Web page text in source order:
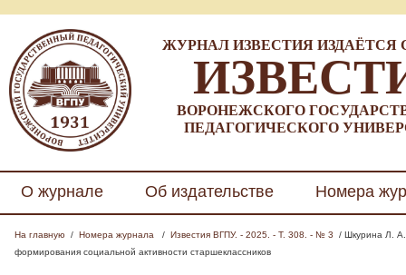
ЖУРНАЛ ИЗВЕСТИЯ ИЗДАЁТСЯ С
ВОРОНЕЖСКОГО
ПЕДАГОГИЧЕСКОГО
О журнале Об издательстве Номера
На главную / Номера журнала / Известия ВГПУ. - 2025. - Т. 308. - № 3
/ Шкурина Л. А.
формирования социальной активности старшеклассников